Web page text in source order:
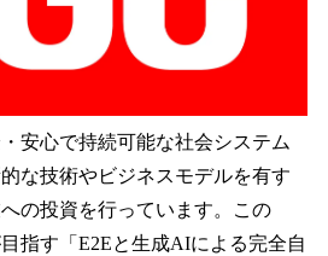
安⼼で持続可能な社会システム
な技術やビジネスモデルを有す
の投資を⾏っています。この
指す「E2Eと生成AIによる完全自